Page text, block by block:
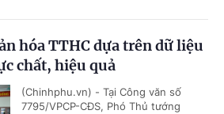
hóa TTHC dựa trên dữ liệu
chất, hiệu quả
(Chinhphu.vn) - Tại Công văn số
7795/VPCP-CĐS, Phó Thủ tướng